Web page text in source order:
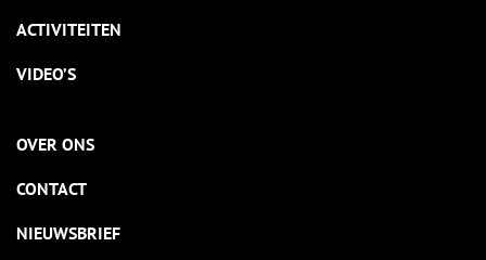
ACTIVITEITEN
VIDEO’S
OVER ONS
CONTACT
NIEUWSBRIEF